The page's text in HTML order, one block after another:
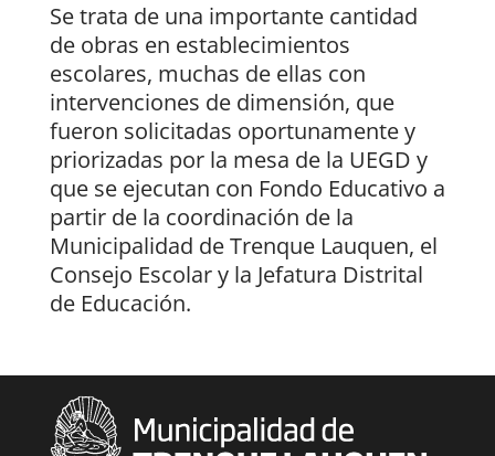
Se trata de una importante cantidad
de obras en establecimientos
escolares, muchas de ellas con
intervenciones de dimensión, que
fueron solicitadas oportunamente y
priorizadas por la mesa de la UEGD y
que se ejecutan con Fondo Educativo a
partir de la coordinación de la
Municipalidad de Trenque Lauquen, el
Consejo Escolar y la Jefatura Distrital
de Educación.